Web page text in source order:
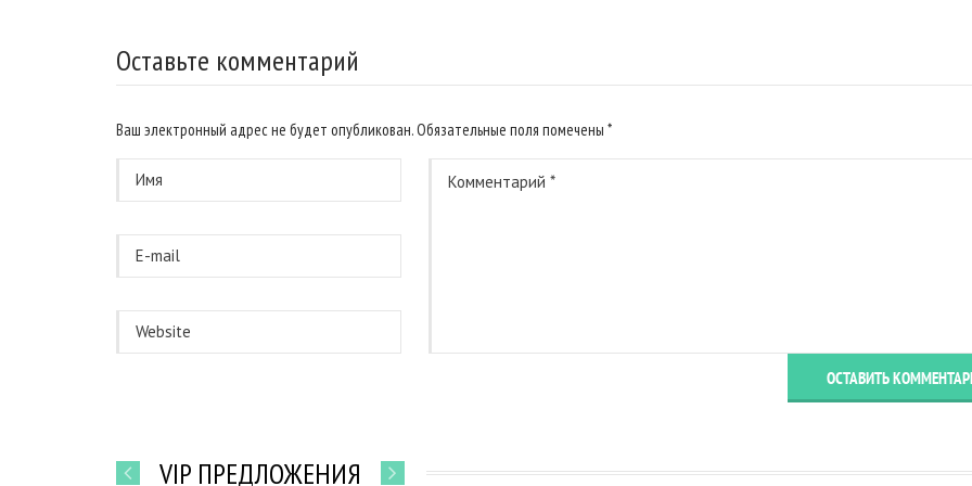
Оставьте комментарий
Ваш электронный адрес не будет опубликован. Обязательные поля помечены *
ОСТАВИТЬ
VIP ПРЕДЛОЖЕНИЯ